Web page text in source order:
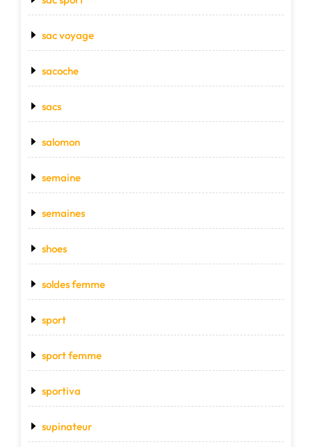
sac voyage
sacoche
sacs
salomon
semaine
semaines
shoes
soldes femme
sport
sport femme
sportiva
supinateur